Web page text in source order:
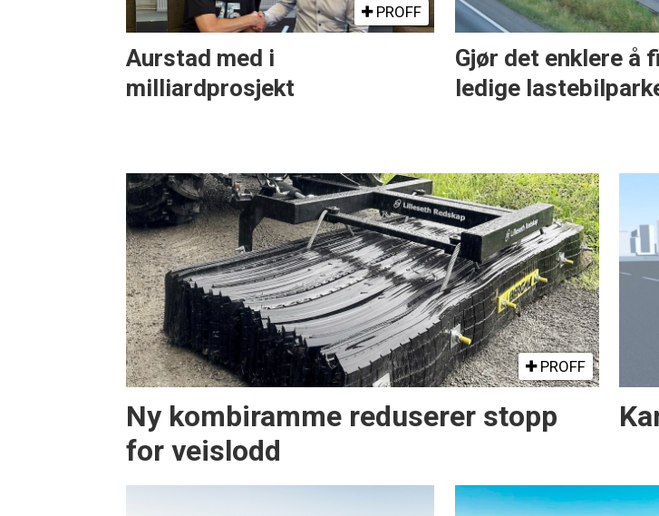
PROFF
Aurstad med i
milliardprosjekt
Gjør det enklere å
ledige
PROFF
Ny kombiramme reduserer stopp
for veislodd